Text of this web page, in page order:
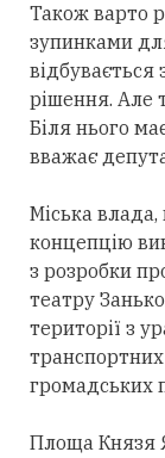
Також варто
зупинками
відбувається
рішення. Але
Біля нього
вважає
Міська
концепцію
з розробки
театру
території з
громадських
Площа Князя